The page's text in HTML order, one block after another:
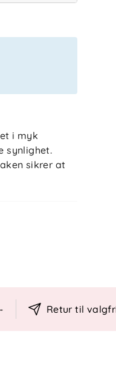
i myk
synlighet.
sikrer at
Retur til